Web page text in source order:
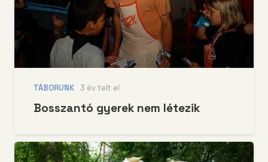
TÁBORUNK 3 év telt el
Bosszantó gyerek nem létezik